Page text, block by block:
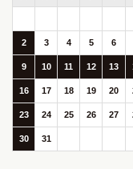
2 3 4 5 6
9 10 11 12 13
16 17 18 19 20
23 24 25 26 27
30 31